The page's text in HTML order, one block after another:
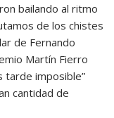
bailando al ritmo
de los chistes
de Fernando
Martín Fierro
tarde imposible”
cantidad de